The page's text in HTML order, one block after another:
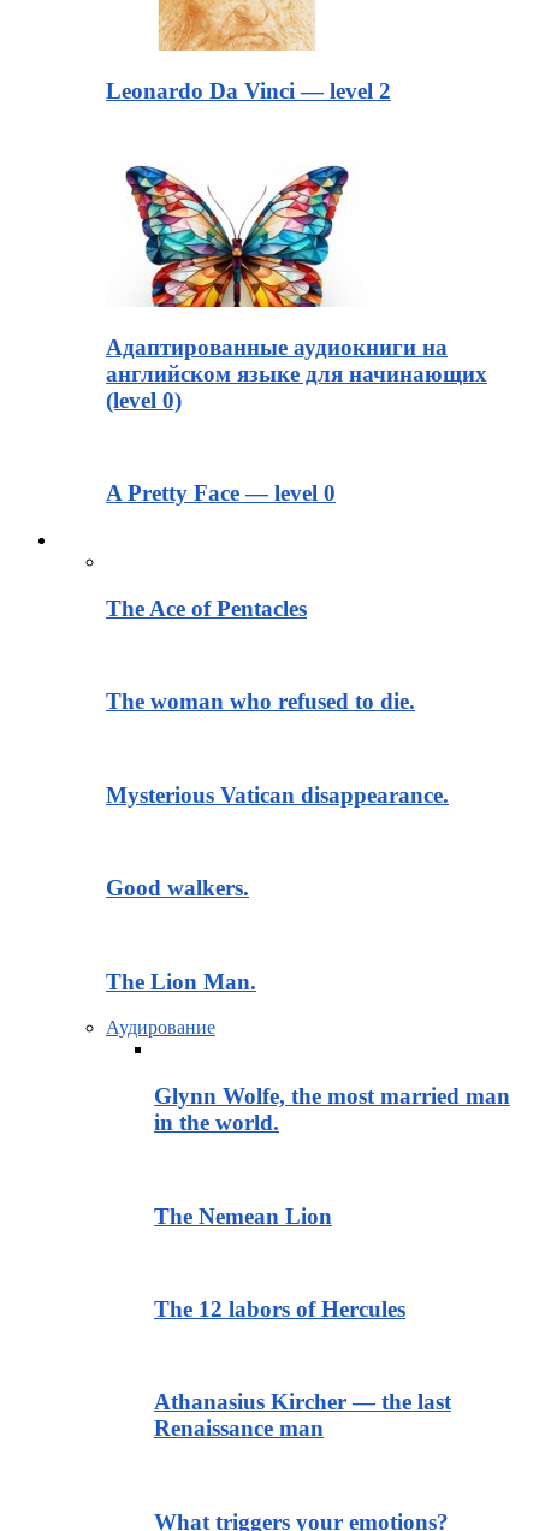
Leonardo Da Vinci — level 2
Адаптированные аудиокниги на
английском языке для начинающих
(level 0)
A Pretty Face — level 0
The Ace of Pentacles
The woman who refused to die.
Mysterious Vatican disappearance.
Good walkers.
The Lion Man.
Аудирование
Glynn Wolfe, the most married man
in the world.
The Nemean Lion
The 12 labors of Hercules
Athanasius Kircher — the last
Renaissance man
What triggers your emotions?